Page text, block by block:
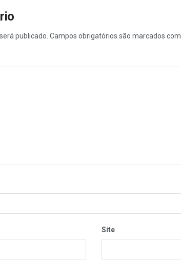
publicado. Campos obrigatórios são marcados com
Site